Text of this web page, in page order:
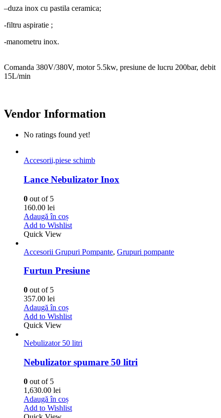
–duza inox cu pastila ceramica;
-filtru aspiratie ;
-manometru inox.
Comanda 380V/380V, motor 5.5kw, presiune de lucru 200bar, debit
15L/min
Vendor Information
No ratings found yet!
Accesorii,piese schimb
Lance Nebulizator Inox
0 out of 5
160.00 lei
Adaugă în coș
Add to Wishlist
Quick View
Accesorii Grupuri Pompante, Grupuri pompante
Furtun Presiune
0 out of 5
357.00 lei
Adaugă în coș
Add to Wishlist
Quick View
Nebulizator 50 litri
Nebulizator spumare 50 litri
0 out of 5
1,630.00 lei
Adaugă în coș
Add to Wishlist